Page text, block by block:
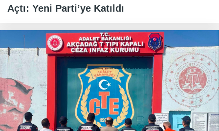
Açtı: Yeni Parti’ye Katıldı